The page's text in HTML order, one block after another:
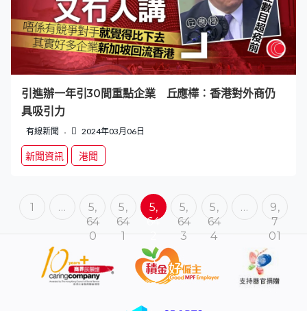
引進辦一年引30間重點企業 丘應樺︰香港對外商仍
具吸引力
有線新聞 2024年03月06日
新聞資訊 港聞
1 …
5,
64
0
5,
64
1
5,
64
5,
64
3
5,
64
4
…
9,
7
01